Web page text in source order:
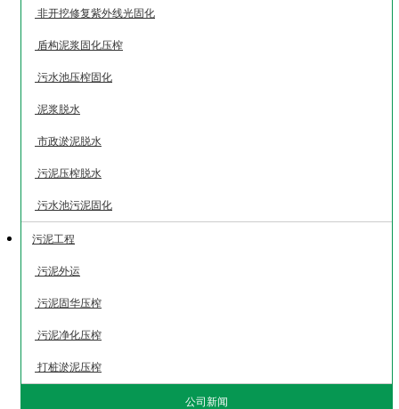
非开挖修复紫外线光固化
盾构泥浆固化压榨
污水池压榨固化
泥浆脱水
市政淤泥脱水
污泥压榨脱水
污水池污泥固化
污泥工程
污泥外运
污泥固华压榨
污泥净化压榨
打桩淤泥压榨
公司新闻